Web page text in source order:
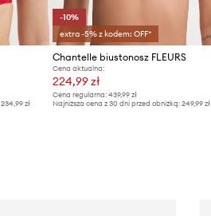
234,99 zł
-10%
extra -5% z kodem: OFF*
Chantelle biustonosz FLEURS
Cena aktualna:
224,99 zł
Cena regularna: 439,99 zł
Najniższa cena z 30 dni przed obniżką: 249,99 zł